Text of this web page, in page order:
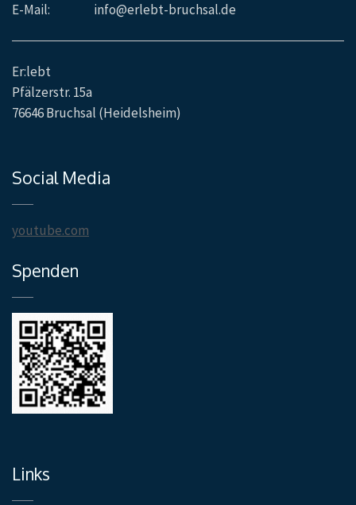
E-Mail:
info@erlebt-bruchsal.de
Er:lebt
Pfälzerstr. 15a
76646 Bruchsal (Heidelsheim)
Social Media
youtube.com
Spenden
Links